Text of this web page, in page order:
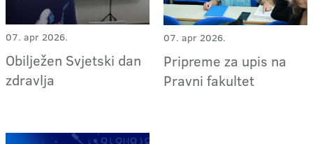
07. apr 2026.
Obilježen Svjetski dan
zdravlja
07. apr 2026.
Pripreme za upis na
Pravni fakultet